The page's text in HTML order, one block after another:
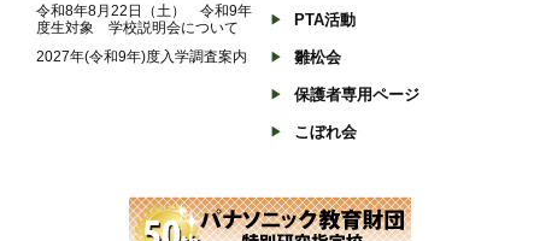
令和8年8月22日（土） 令和9年
度生対象 学校説明会について
2027年(令和9年)度入学調査案内
PTA活動
雛松会
保護者専用ページ
こぼれ会